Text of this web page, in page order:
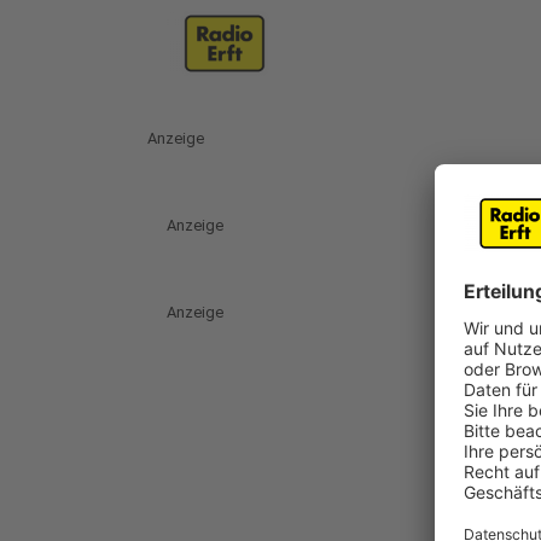
Anzeige
Anzeige
Anzeige